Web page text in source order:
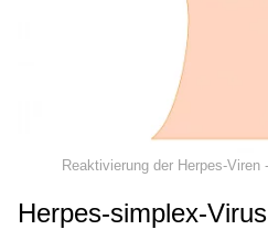
Reaktivierung der Herpes-
Herpes-simplex-